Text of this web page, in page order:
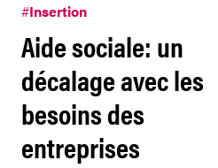
#Insertion
Aide sociale: un
décalage avec les
besoins des
entreprises